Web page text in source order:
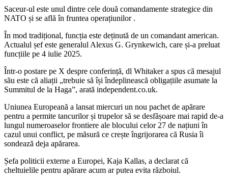
Saceur-ul este unul dintre cele două comandamente strategice din
NATO și se află în fruntea operațiunilor .
În mod tradițional, funcția este deținută de un comandant american.
Actualul șef este generalul Alexus G. Grynkewich, care și-a preluat
funcțiile pe 4 iulie 2025.
Într-o postare pe X despre conferință, dl Whitaker a spus că mesajul
său este că aliații „trebuie să își îndeplinească obligațiile asumate la
Summitul de la Haga”, arată independent.co.uk.
Uniunea Europeană a lansat miercuri un nou pachet de apărare
pentru a permite tancurilor și trupelor să se desfășoare mai rapid de-a
lungul numeroaselor frontiere ale blocului celor 27 de națiuni în
cazul unui conflict, pe măsură ce crește îngrijorarea că Rusia îi
sondează deja apărarea.
Șefa politicii externe a Europei, Kaja Kallas, a declarat că
cheltuielile pentru apărare acum ar putea evita războiul.